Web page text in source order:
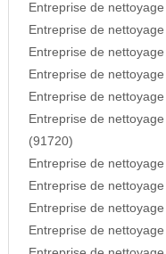
Entreprise de
Entreprise de
Entreprise de
Entreprise de
Entreprise de
Entreprise de
(91720)
Entreprise de
Entreprise de
Entreprise de
Entreprise de